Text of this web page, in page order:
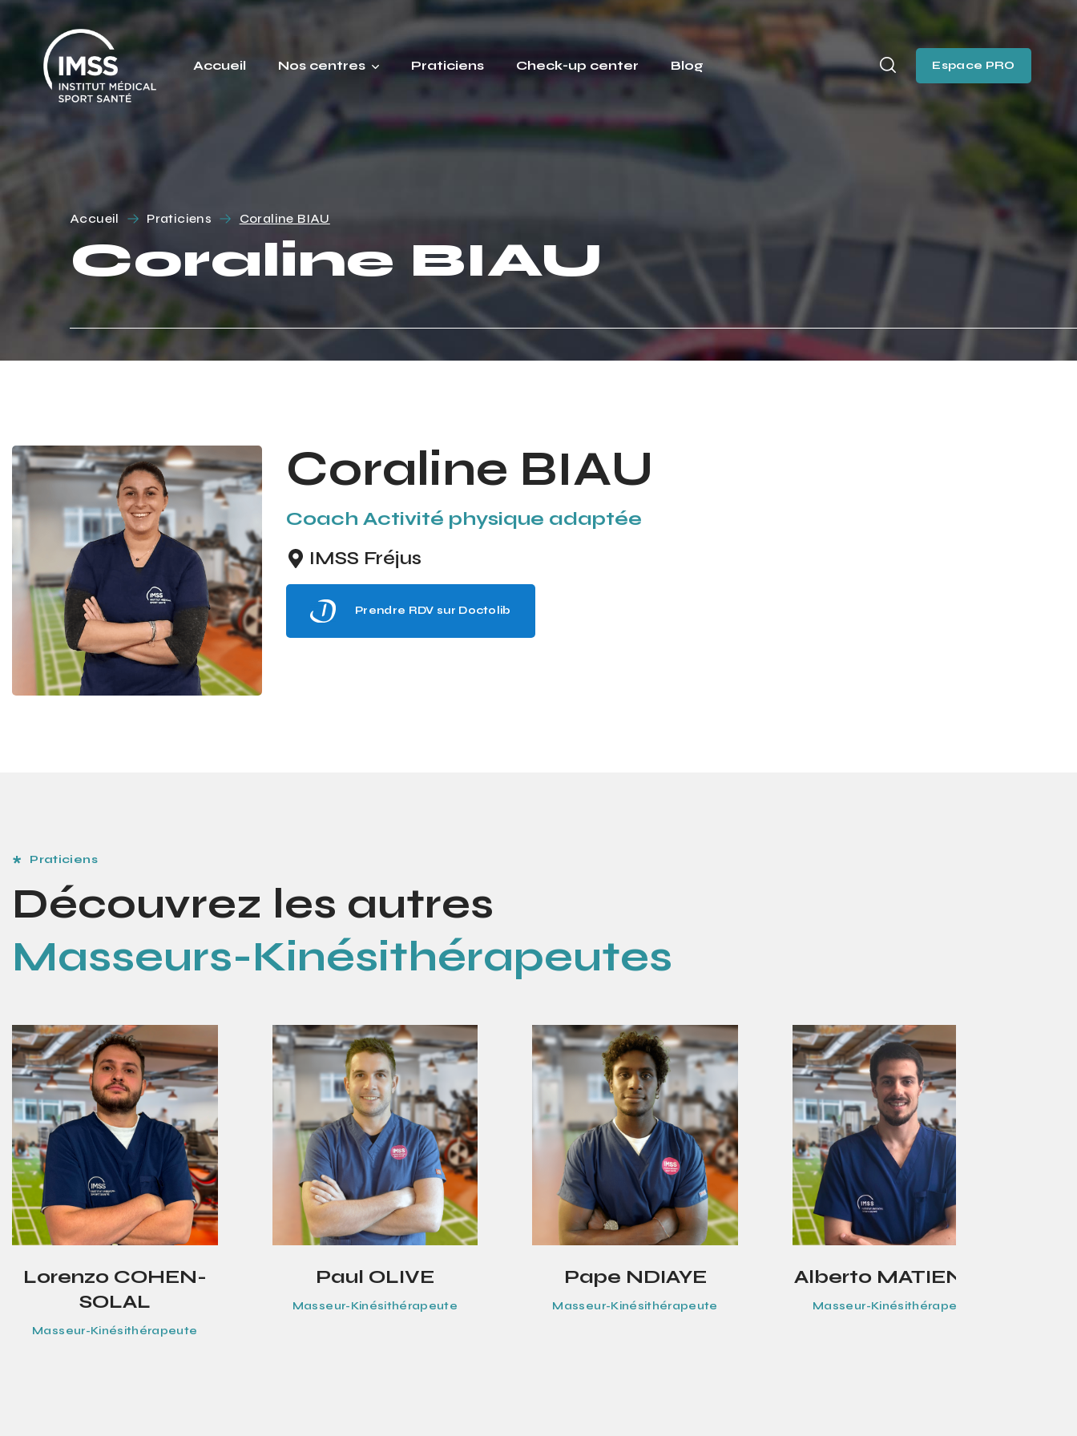
Accueil Nos centres Praticiens Check-up center Blog Espace PRO
Accueil Praticiens Coraline BIAU
Coraline BIAU
Coraline BIAU
Coach Activité physique adaptée
IMSS Fréjus
Prendre RDV sur Doctolib
Praticiens
Découvrez les autres
Masseurs-Kinésithérapeutes
Lorenzo COHEN-
SOLAL
Masseur-Kinésithérapeute
Paul OLIVE
Masseur-Kinésithérapeute
Pape NDIAYE
Masseur-Kinésithérapeute
Alberto MATIENZO
Masseur-Kinésithérapeute